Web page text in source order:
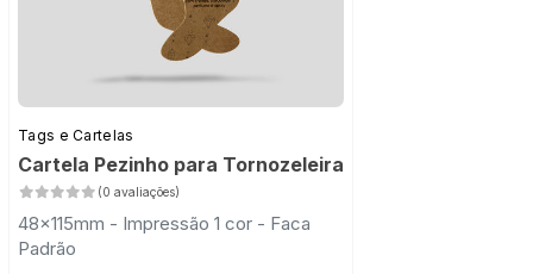
Tags e Cartelas
Cartela Pezinho para Tornozeleira
(0 avaliações)
48x115mm - Impressão 1 cor - Faca
Padrão